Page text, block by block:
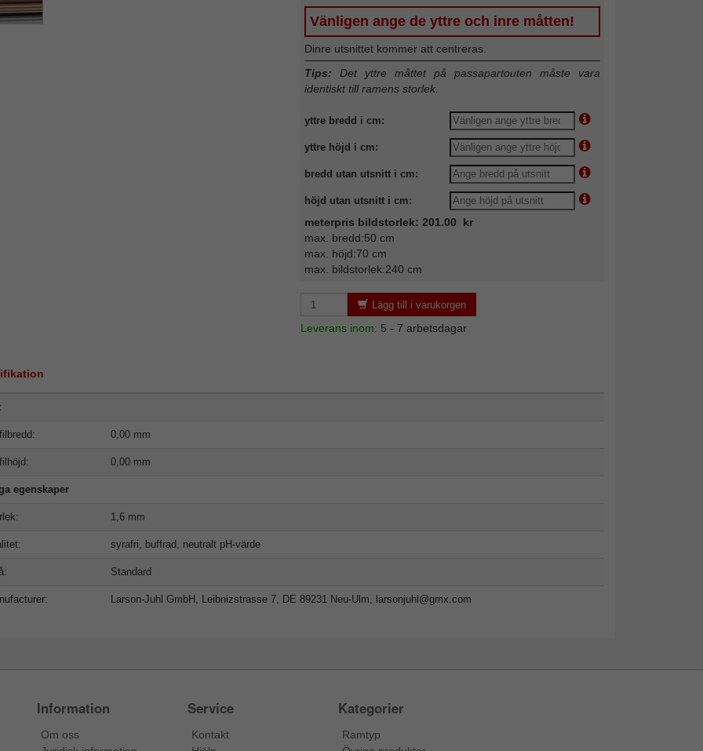
Vänligen ange de yttre och inre måtten!
Dinre utsnittet kommer att centreras.
Tips: Det yttre måttet på passapartouten måste vara
identiskt till ramens storlek.
yttre bredd i cm:
yttre höjd i cm:
bredd utan utsnitt i cm:
höjd utan utsnitt i cm:
meterpris bildstorlek: 201.00 kr
max. bredd:50 cm
max. höjd:70 cm
max. bildstorlek:240 cm
Lägg till i varukorgen
Leverans inom: 5 - 7 arbetsdagar
0,00 mm
0,00 mm
egenskaper
1,6 mm
syrafri, buffrad, neutralt pH-värde
Standard
Larson-Juhl GmbH, Leibnizstrasse 7, DE 89231 Neu-Ulm, larsonjuhl@gmx.com
Information
Om oss
Service
Kontakt
Kategorier
Ramtyp